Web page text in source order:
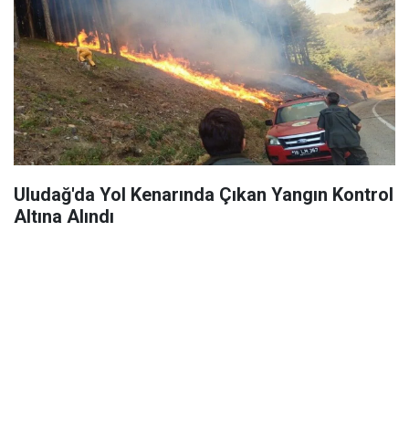
Uludağ'da Yol Kenarında Çıkan Yangın Kontrol
Altına Alındı